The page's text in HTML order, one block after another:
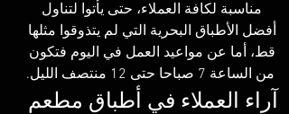
مناسبة لكافة العملاء، حتى يأتوا لتناول
أفضل الأطباق البحرية التي لم يتذوقوا مثلها
قط، أما عن مواعيد العمل في اليوم فتكون
من الساعة 7 صباحا حتى 12 منتصف الليل.
آراء العملاء في أطباق مطعم